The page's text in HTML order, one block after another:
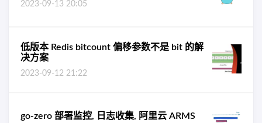
2023-09-13 20:05
低版本 Redis bitcount 偏移参数不是 bit 的解
决方案
2023-09-12 21:22
go-zero 部署监控, 日志收集, 阿里云 ARMS